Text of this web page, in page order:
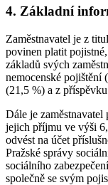
4. Základní
Zaměstnavatel je z
povinen platit
základů svých
nemocenské pojištění
(21,5 %) a z
Dále je
jejich příjmu ve výši
odvést na účet
Pražské správy
sociálního
společně se svým